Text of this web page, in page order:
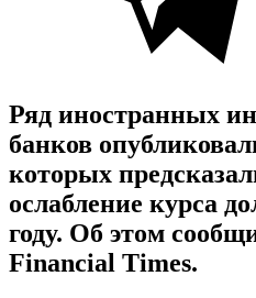
Ряд иностранных
банков
которых
ослабление курса
году. Об этом
Financial Times.